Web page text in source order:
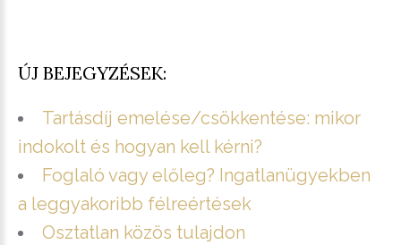
ÚJ BEJEGYZÉSEK:
Tartásdíj emelése/csökkentése: mikor
indokolt és hogyan kell kérni?
Foglaló vagy előleg? Ingatlanügyekben
a leggyakoribb félreértések
Osztatlan közös tulajdon